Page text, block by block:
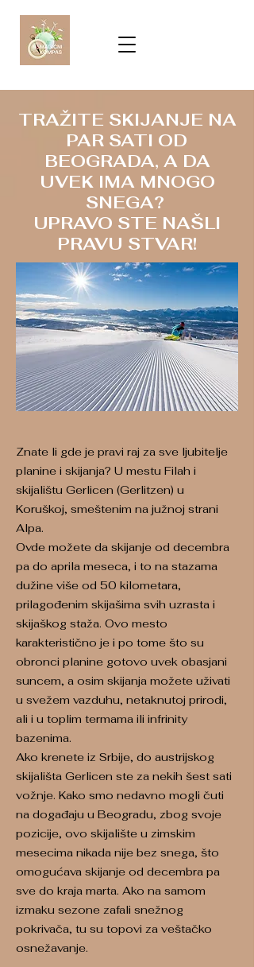
TRAŽITE SKIJANJE NA
PAR SATI OD
BEOGRADA, A DA
UVEK IMA MNOGO
SNEGA?
UPRAVO STE NAŠLI
PRAVU STVAR!
Znate li gde je pravi raj za sve ljubitelje
planine i skijanja? U mestu Filah i
skijalištu Gerlicen (Gerlitzen) u
Koruškoj, smeštenim na južnoj strani
Alpa.
Ovde možete da skijanje od decembra
pa do aprila meseca, i to na stazama
dužine više od 50 kilometara,
prilagođenim skijašima svih uzrasta i
skijaškog staža. Ovo mesto
karakteristično je i po tome što su
obronci planine gotovo uvek obasjani
suncem, a osim skijanja možete uživati
u svežem vazduhu, netaknutoj prirodi,
ali i u toplim termama ili infrinity
bazenima.
Ako krenete iz Srbije, do austrijskog
skijališta Gerlicen ste za nekih šest sati
vožnje. Kako smo nedavno mogli čuti
na događaju u Beogradu, zbog svoje
pozicije, ovo skijalište u zimskim
mesecima nikada nije bez snega, što
omogućava skijanje od decembra pa
sve do kraja marta. Ako na samom
izmaku sezone zafali snežnog
pokrivača, tu su topovi za veštačko
osnežavanje.